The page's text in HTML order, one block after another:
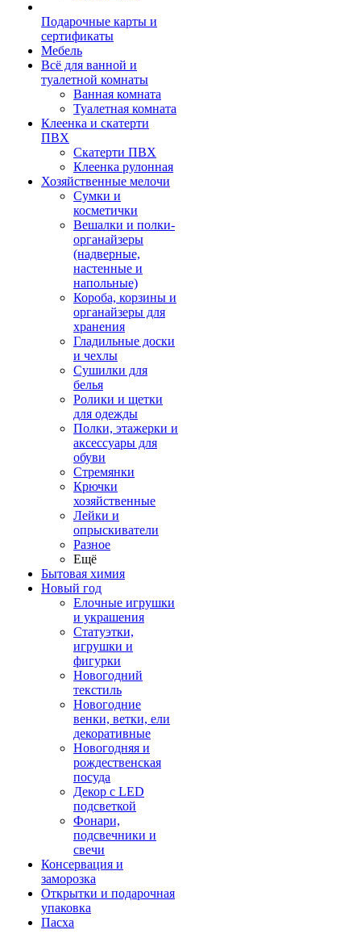
Подарочные карты и
сертификаты
Мебель
Всё для ванной и
туалетной комнаты
Ванная комната
Туалетная комната
Клеенка и скатерти
ПВХ
Скатерти ПВХ
Клеенка рулонная
Хозяйственные мелочи
Сумки и
косметички
Вешалки и полки-
органайзеры
(надверные,
настенные и
напольные)
Короба, корзины и
органайзеры для
хранения
Гладильные доски
и чехлы
Сушилки для
белья
Ролики и щетки
для одежды
Полки, этажерки и
аксессуары для
обуви
Стремянки
Крючки
хозяйственные
Лейки и
опрыскиватели
Разное
Ещё
Бытовая химия
Новый год
Елочные игрушки
и украшения
Статуэтки,
игрушки и
фигурки
Новогодний
текстиль
Новогодние
венки, ветки, ели
декоративные
Новогодняя и
рождественская
посуда
Декор с LED
подсветкой
Фонари,
подсвечники и
свечи
Консервация и
заморозка
Открытки и подарочная
упаковка
Пасха